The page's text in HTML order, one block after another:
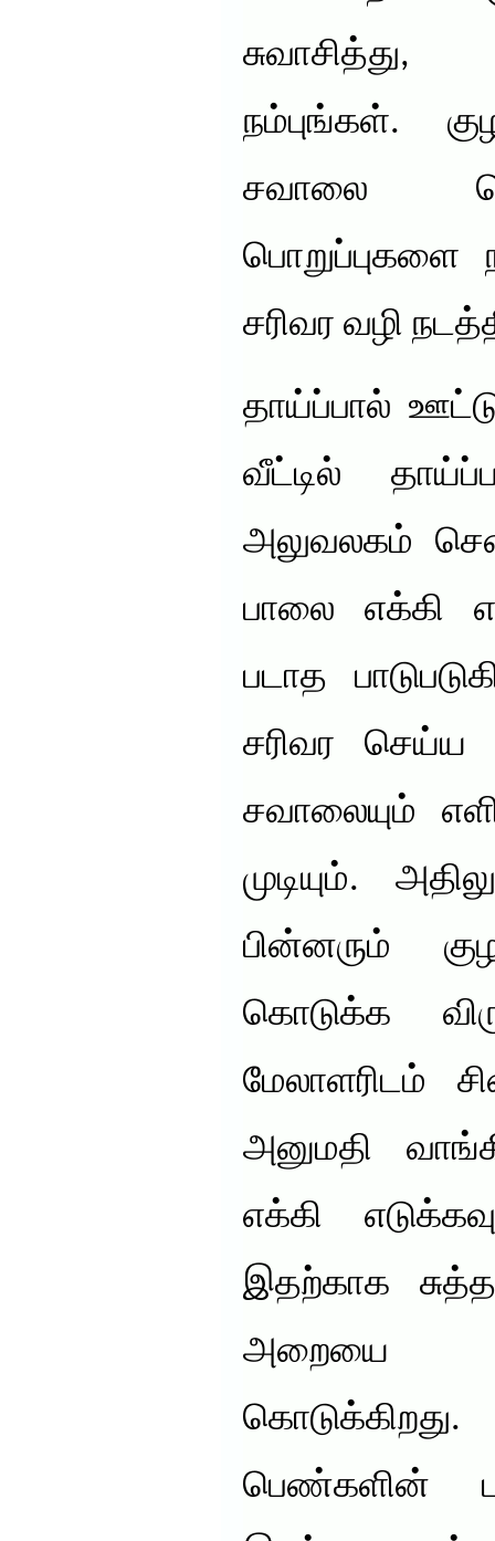
நம்புங்கள்.
சவாலை
பொறுப்புகளை
சரிவர வழி
தாய்ப்பால்
வீட்டில்
அலுவலகம்
பாலை எக்கி
படாத
சரிவர செய்ய
சவாலையும்
முடியும்.
பின்னரும்
கொடுக்க
மேலாளரிடம்
அனுமதி
எக்கி
இதற்காக
அறையை
பெண்களின்